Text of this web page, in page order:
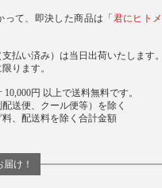
って、即決した商品は「君にヒト
払い済み）は当日出荷いたします。
ります。
円 以上で送料無料です。
送便、クール便等）を除く
、配送料を除く合計金額
け！